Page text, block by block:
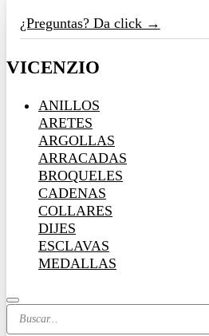
¿Preguntas? Da click →
VICENZIO
ANILLOS
ARETES
ARGOLLAS
ARRACADAS
BROQUELES
CADENAS
COLLARES
DIJES
ESCLAVAS
MEDALLAS
Search
...